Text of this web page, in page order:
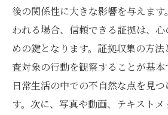
後の関係性に大きな影響を与えま
われる場合、信頼できる証拠は、
めの鍵となります。証拠収集の方
査対象の行動を観察することが基本
日常生活の中での不自然な点を見
す。次に、写真や動画、テキスト